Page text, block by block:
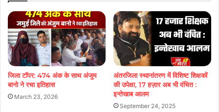
जिला टॉपर: 474 अंक के साथ अंजुम
बानो ने रचा इतिहास
March 23, 2026
अंतरजिला स्थानांतरण में विशिष्ट शिक्षकों
की उपेक्षा, 17 हज़ार अब भी वंचित :
इन्तेखाब आलम
September 24, 2025